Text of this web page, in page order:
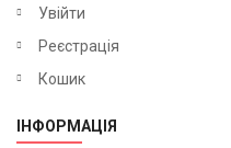
Увійти
Реєстрація
Кошик
ІНФОРМАЦІЯ